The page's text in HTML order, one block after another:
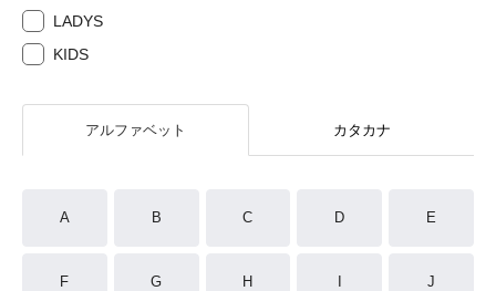
LADYS
KIDS
アルファベット カタカナ
A B C D E
F G H J